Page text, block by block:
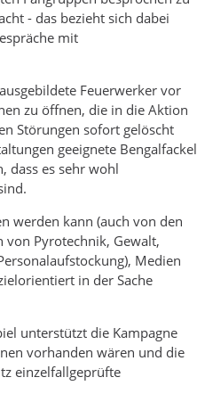
- das bezieht sich dabei
mit
Feuerwerker vor
zu öffnen, die in die Aktion
Störungen sofort gelöscht
geeignete Bengalfackel
dass es sehr wohl
werden kann (auch von den
von Pyrotechnik, Gewalt,
Medien
in der Sache
unterstützt die Kampagne
vorhanden wären und die
einzelfallgeprüfte